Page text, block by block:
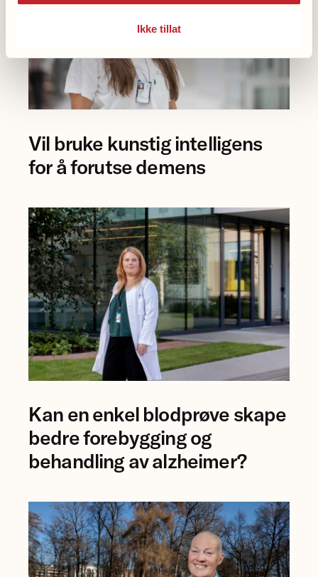
Ikke tillat
av
forsker
Aamodt
på
Rikshospitalet.
Vil bruke kunstig intelligens
for å forutse demens
av
forsker
Ingrid
Augestad.
Kan en enkel blodprøve skape
bedre forebygging og
behandling av alzheimer?